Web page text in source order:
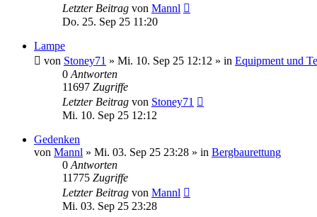
Letzter Beitrag von Mannl
Do. 25. Sep 25 11:20
Lampe
von Stoney71 » Mi. 10. Sep 25 12:12 » in Equipment und
0 Antworten
11697 Zugriffe
Letzter Beitrag von Stoney71
Mi. 10. Sep 25 12:12
Gedenken
von Mannl » Mi. 03. Sep 25 23:28 » in Bergbaurettung
0 Antworten
11775 Zugriffe
Letzter Beitrag von Mannl
Mi. 03. Sep 25 23:28